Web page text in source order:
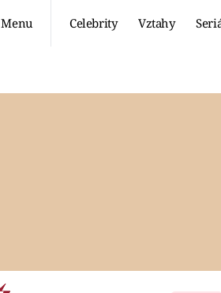
Menu Celebrity Vztahy